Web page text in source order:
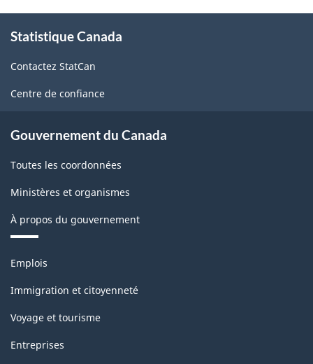
propos
ce
site
Statistique Canada
Contactez StatCan
Centre de confiance
Gouvernement du Canada
Toutes les coordonnées
Ministères et organismes
À propos du gouvernement
Thèmes
sujets
Emplois
Immigration et citoyenneté
Voyage et tourisme
Entreprises